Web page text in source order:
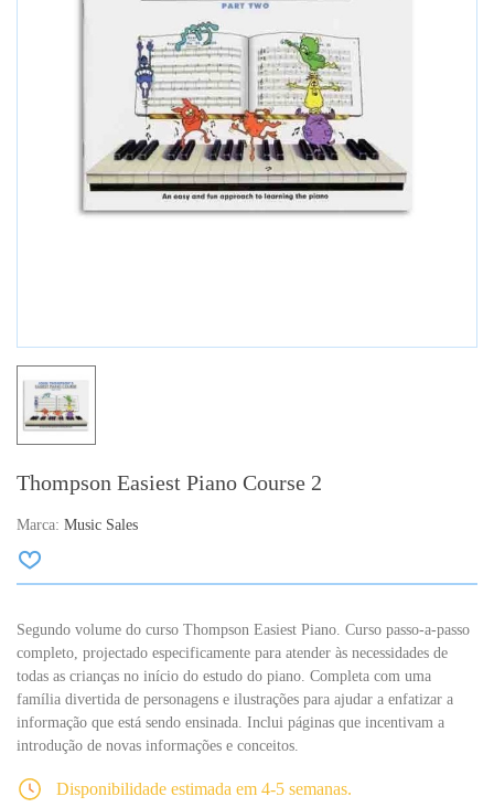
Thompson Easiest Piano Course 2
Marca: Music Sales
Segundo volume do curso Thompson Easiest Piano. Curso passo-a-passo
completo, projectado especificamente para atender às necessidades de
todas as crianças no início do estudo do piano. Completa com uma
família divertida de personagens e ilustrações para ajudar a enfatizar a
informação que está sendo ensinada. Inclui páginas que incentivam a
introdução de novas informações e conceitos.
Disponibilidade estimada em 4-5 semanas.